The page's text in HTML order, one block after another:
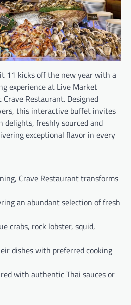
11 kicks off the new year with a
experience at Live Market
Restaurant. Designed
this interactive buffet invites
delights, freshly sourced and
exceptional flavor in every
Crave Restaurant transforms
an abundant selection of fresh
crabs, rock lobster, squid,
dishes with preferred cooking
with authentic Thai sauces or